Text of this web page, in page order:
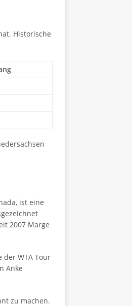
Historische
ist eine
2007 Marge
der WTA Tour
Anke
zu machen.